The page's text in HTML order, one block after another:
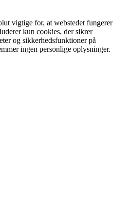
vigtige for, at webstedet fungerer
kun cookies, der sikrer
og sikkerhedsfunktioner på
ingen personlige oplysninger.